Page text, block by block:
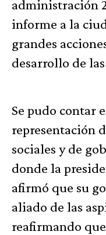
administración
informe a la
grandes
desarrollo de
Se pudo contar
representación
sociales y de
donde la
afirmó que su
aliado de las
reafirmando